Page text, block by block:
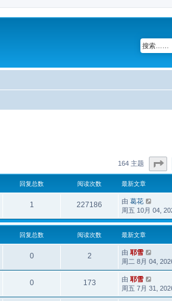
164 主题
回复总数 阅读次数 最新文章
1 227186 由 葛花
周五 10月 04,
回复总数 阅读次数 最新文章
0 2 由 耶雪
周二 8月 04,
0 173 由 耶雪
周五 7月 31,